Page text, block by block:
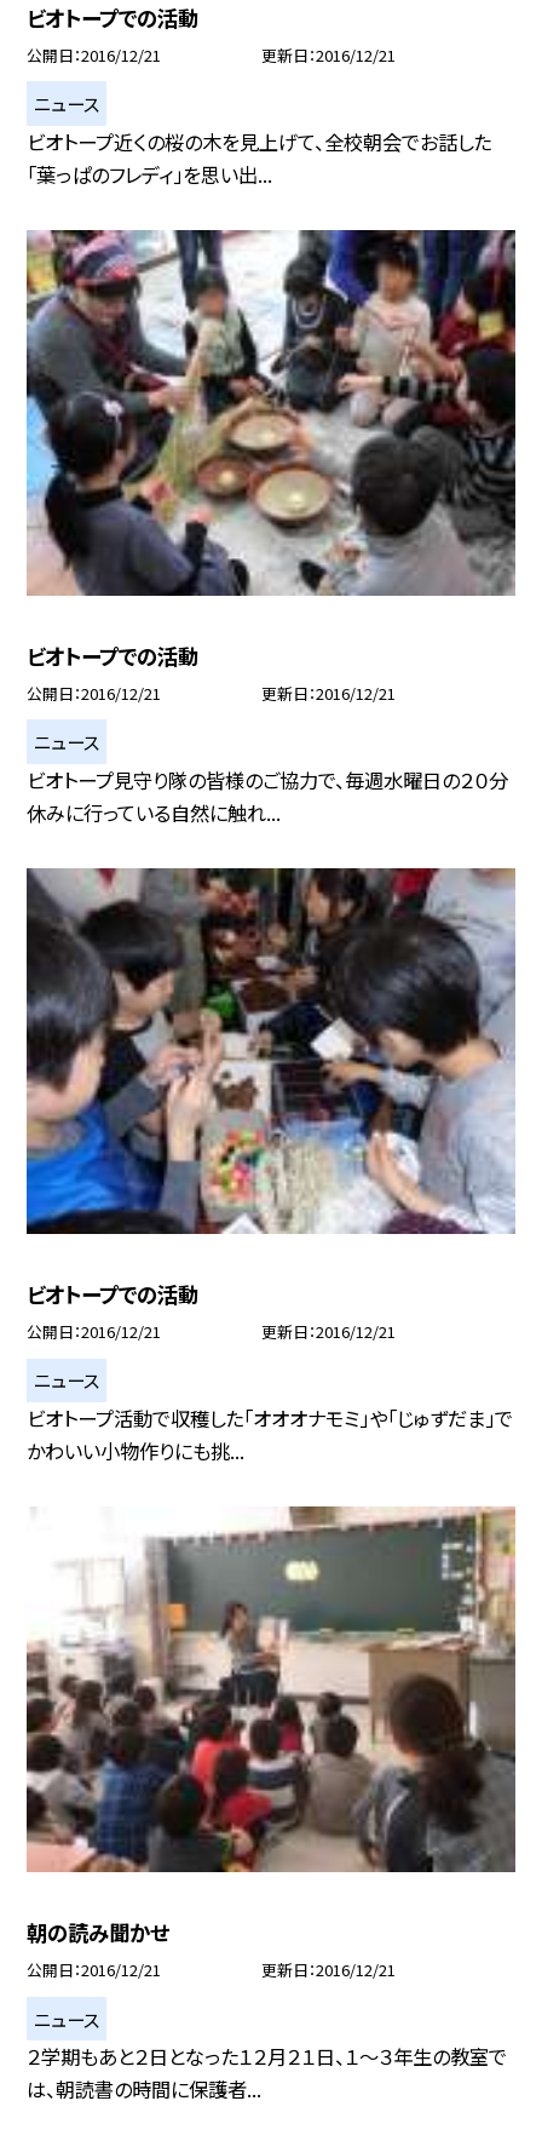
ビオトープでの活動
公開日 2016/12/21 更新日 2016/12/21
ニュース
ビオトープ近くの桜の木を見上げて、全校朝会でお話した
「葉っぱのフレディ」を思い出...
ビオトープでの活動
公開日 2016/12/21 更新日 2016/12/21
ニュース
ビオトープ見守り隊の皆様のご協力で、毎週水曜日の２０分
休みに行っている自然に触れ...
ビオトープでの活動
公開日 2016/12/21 更新日 2016/12/21
ニュース
ビオトープ活動で収穫した「オオオナモミ」や「じゅずだま」で
かわいい小物作りにも挑...
朝の読み聞かせ
公開日 2016/12/21 更新日 2016/12/21
ニュース
２学期もあと２日となった１２月２１日、１〜３年生の教室で
は、朝読書の時間に保護者...